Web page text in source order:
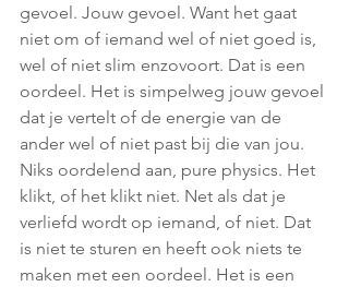
gevoel. Jouw gevoel. Want het gaat
niet om of iemand wel of niet goed is,
wel of niet slim enzovoort. Dat is een
oordeel. Het is simpelweg jouw gevoel
dat je vertelt of de energie van de
ander wel of niet past bij die van jou.
Niks oordelend aan, pure physics. Het
klikt, of het klikt niet. Net als dat je
verliefd wordt op iemand, of niet. Dat
is niet te sturen en heeft ook niets te
maken met een oordeel. Het is een